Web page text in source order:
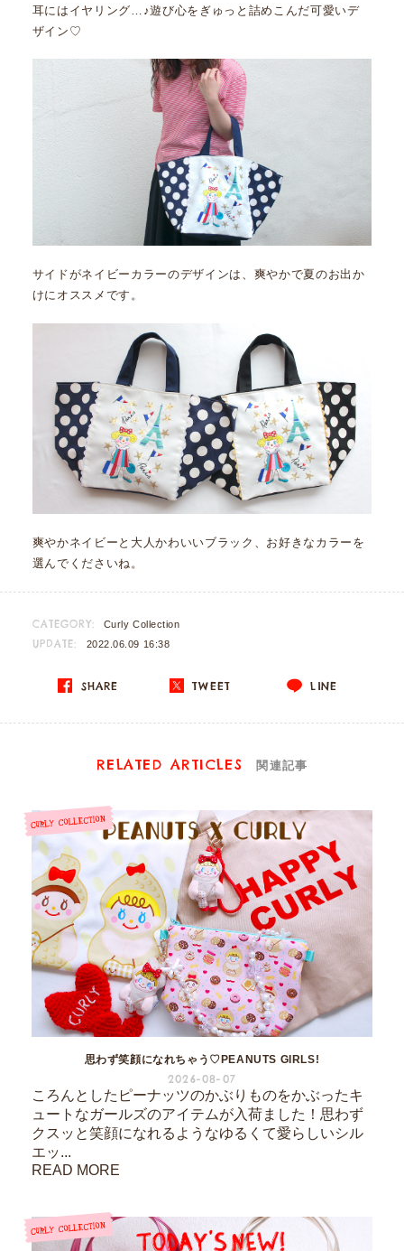
耳にはイヤリング…♪遊び心をぎゅっと詰めこんだ可愛いデ
ザイン♡
サイドがネイビーカラーのデザインは、爽やかで夏のお出か
けにオススメです。
爽やかネイビーと大人かわいいブラック、お好きなカラーを
選んでくださいね。
CATEGORY: Curly Collection
UPDATE: 2022.06.09 16:38
SHARE TWEET LINE
RELATED ARTICLES 関連記事
思わず笑顔になれちゃう♡PEANUTS GIRLS!
2026-08-07
ころんとしたピーナッツのかぶりものをかぶったキ
ュートなガールズのアイテムが入荷ました！思わず
クスッと笑顔になれるようなゆるくて愛らしいシル
エッ...
READ MORE